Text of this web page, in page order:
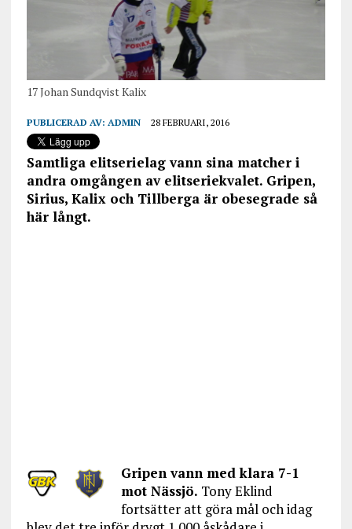
17 Johan Sundqvist Kalix
PUBLICERAD AV: ADMIN 28 FEBRUARI, 2016
Samtliga elitserielag vann sina matcher i
andra omgången av elitseriekvalet. Gripen,
Sirius, Kalix och Tillberga är obesegrade så
här långt.
Gripen vann med klara 7-1
mot Nässjö. Tony Eklind
fortsätter att göra mål och idag